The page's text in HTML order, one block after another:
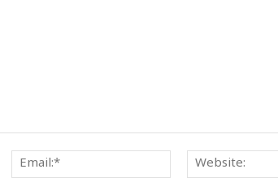
Name:*
Email:*